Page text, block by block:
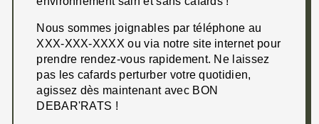
Nous sommes joignables par téléphone au
XXX-XXX-XXXX ou via notre site internet pour
prendre rendez-vous rapidement. Ne laissez
pas les cafards perturber votre quotidien,
agissez dès maintenant avec BON
DEBAR'RATS !